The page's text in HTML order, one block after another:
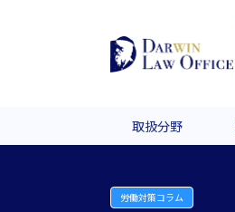
取扱分野
労働対策コラム